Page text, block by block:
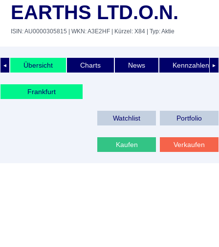
EARTHS LTD.O.N.
ISIN: AU0000305815 | WKN: A3E2HF | Kürzel: X84 | Typ: Aktie
◄ ►
Übersicht Charts News Kennzahlen
Frankfurt
Watchlist Portfolio
Kaufen Verkaufen